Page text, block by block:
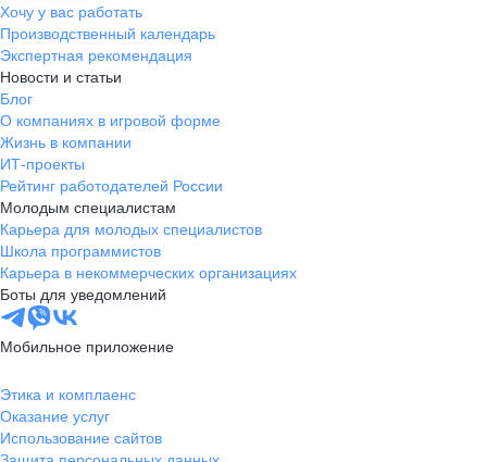
Хочу у вас работать
Производственный календарь
Экспертная рекомендация
Новости и статьи
Блог
О компаниях в игровой форме
Жизнь в компании
ИТ-проекты
Рейтинг работодателей России
Молодым специалистам
Карьера для молодых специалистов
Школа программистов
Карьера в некоммерческих организациях
Боты для уведомлений
Мобильное приложение
Этика и комплаенс
Оказание услуг
Использование сайтов